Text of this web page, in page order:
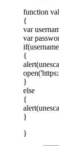
function
{
var
var
{
}
else
{
}
}